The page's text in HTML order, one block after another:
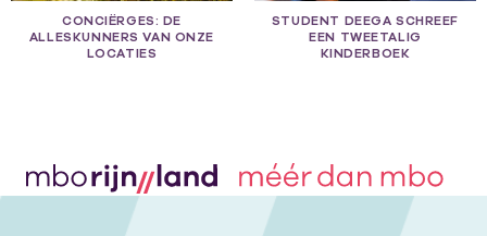
CONCIËRGES: DE
ALLESKUNNERS VAN ONZE
LOCATIES
STUDENT DEEGA SCHREEF
EEN TWEETALIG
KINDERBOEK